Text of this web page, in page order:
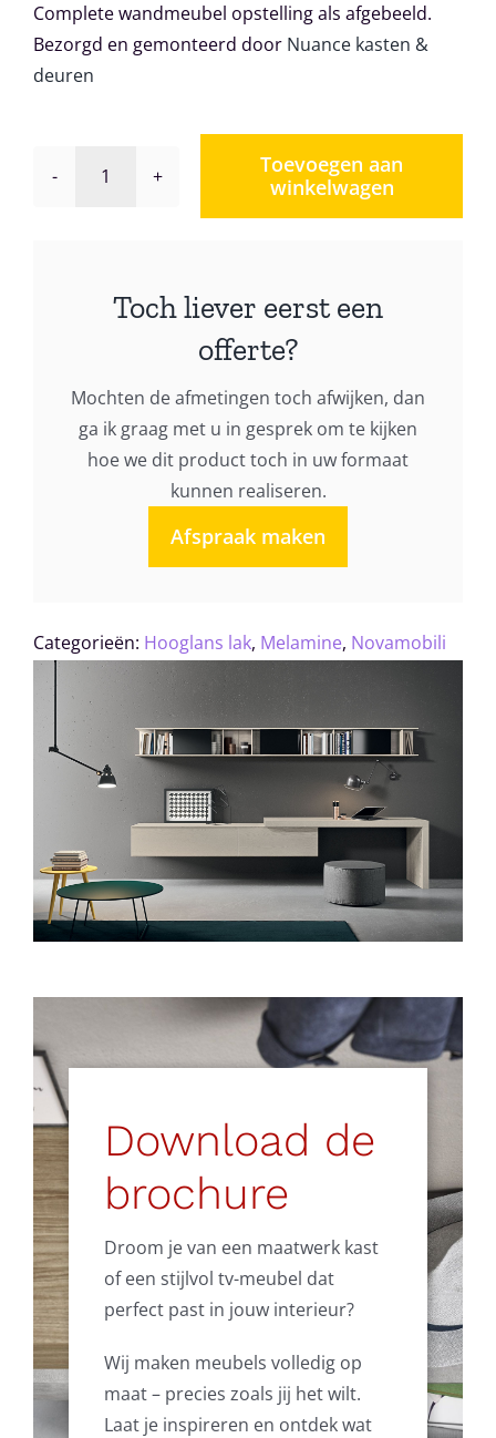
Complete wandmeubel opstelling als afgebeeld.
Bezorgd en gemonteerd door Nuance kasten &
deuren
Wandmeubel
021
Toevoegen aan
winkelwagen
Toch liever eerst een
offerte?
Mochten de afmetingen toch afwijken, dan
ga ik graag met u in gesprek om te kijken
hoe we dit product toch in uw formaat
kunnen realiseren.
Afspraak maken
Categorieën: Hooglans lak, Melamine, Novamobili
Download de
brochure
Droom je van een maatwerk kast
of een stijlvol tv-meubel dat
perfect past in jouw interieur?
Wij maken meubels volledig op
maat – precies zoals jij het wilt.
Laat je inspireren en ontdek wat